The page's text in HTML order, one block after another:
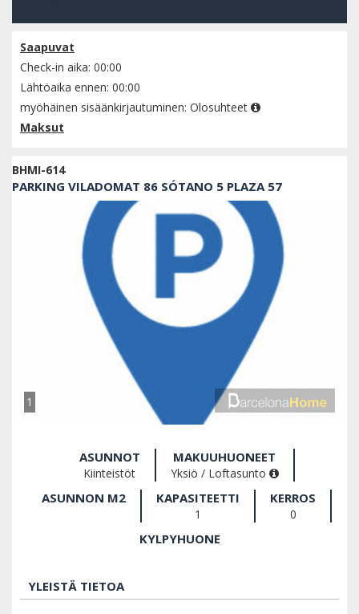
Saapuvat
Check-in aika: 00:00
Lähtöaika ennen: 00:00
myöhäinen sisäänkirjautuminen: Olosuhteet
Maksut
BHMI-614
PARKING VILADOMAT 86 SÓTANO 5 PLAZA 57
1
ASUNNOT
Kiinteistöt
MAKUUHUONEET
Yksiö / Loftasunto
ASUNNON M2 KAPASITEETTI
1
KERROS
0
KYLPYHUONE
YLEISTÄ TIETOA